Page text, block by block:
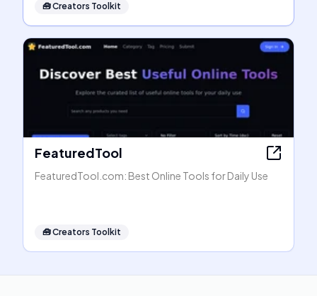
🧰Creators Toolkit
FeaturedTool
FeaturedTool.com: Best Online Tools for Daily Use
🧰Creators Toolkit